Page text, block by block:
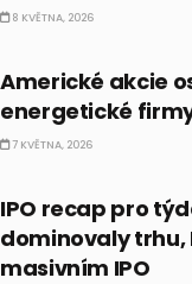
8 KVĚTNA, 2026
Americké akcie
energetické
7 KVĚTNA, 2026
IPO recap pro
dominovaly trhu,
masivním IPO